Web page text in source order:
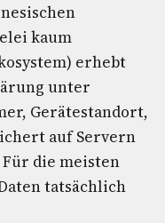
kaum
erhebt
unter
Gerätestandort,
auf Servern
Für die meisten
tatsächlich